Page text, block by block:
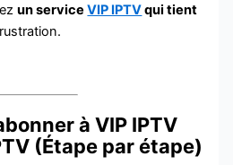
un serviceVIP IPTVqui tient
à VIP IPTV
(Étape par étape)